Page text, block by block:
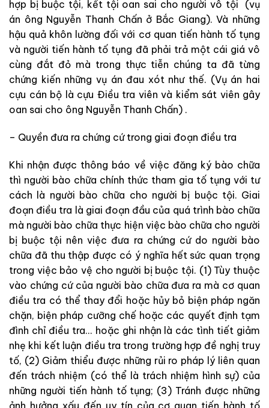
hợp bị buộc tội, kết tội oan sai cho ngườivô tội (vụ
án ông Nguyễn Thanh Chấn ở Bắc Giang).Và những
hậu quả khôn lường đốivới cơ quan tiến hành tố tụng
và người tiến hành tố tụng đã phải trả một cái giávô
cùng đắt đỏ mà trong thực tiễn chúng ta đã từng
chứng kiến những vụ án đau xót như thế. (Vụ án hai
cựu cán bộ là cựu Điều tra viên và kiểm sát viên gây
oan sai cho ông Nguyễn Thanh Chấn) .
– Quyền đưa ra chứng cứ trong giai đoạn điều tra
Khi nhận được thông báo về việc đăng ký bào chữa
thì người bào chữa chính thức tham gia tố tụng với tư
cách là người bào chữa cho người bị buộc tội. Giai
đoạn điều tra là giai đoạn đầu của quá trình bào chữa
mà người bào chữa thực hiện việc bào chữa cho người
bị buộc tội nênviệc đưa ra chứng cứ do người bào
chữa đã thu thập được có ý nghĩa hết sức quan trọng
trong việc bảo vệ cho người bị buộc tội. (1) Tùy thuộc
vào chứng cứ của người bào chữa đưa ra mà cơ quan
điều tra có thể thay đổi hoặc hủy bỏ biện pháp ngăn
chặn, biện pháp cưỡng chế hoặc các quyết định tạm
đình chỉ điều tra... hoặc ghi nhận là các tình tiết giảm
nhẹ khi kết luận điều tra trong trường hợp đề nghị truy
tố, (2) Giảm thiểu được những rủi ro pháp lý liên quan
đến trách nhiệm (có thể là trách nhiệm hình sự) của
những người tiến hành tố tụng; (3) Tránh được những
ảnh hưởng xấu đến uy tín của cơ quan tiến hành tố